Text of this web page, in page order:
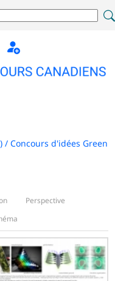
/ Concours d'idées Green
Perspective